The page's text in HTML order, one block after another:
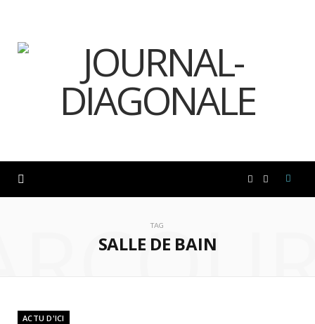
TAG
SALLE DE BAIN
ACTU D'ICI